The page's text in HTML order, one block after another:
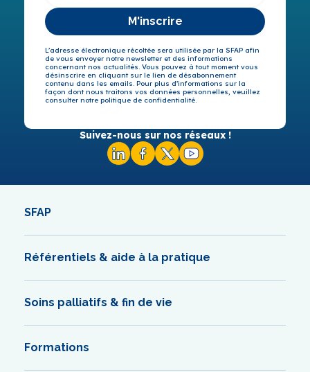
M'inscrire
L’adresse électronique récoltée sera utilisée par la SFAP afin
de vous envoyer notre newsletter et des informations
concernant nos actualités. Vous pouvez à tout moment vous
désinscrire en cliquant sur le lien de désabonnement
contenu dans les emails. Pour plus d’informations sur la
façon dont nous traitons vos données personnelles, veuillez
consulter notre politique de confidentialité.
Suivez-nous sur nos réseaux !
SFAP
Référentiels & aide à la pratique
Soins palliatifs & fin de vie
Formations